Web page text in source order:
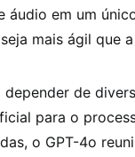
áudio em um
mais ágil que
depender de
para o
o GPT-4o